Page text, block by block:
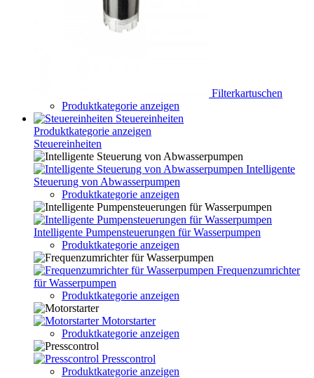
Filterkartuschen
Produktkategorie anzeigen
Steuereinheiten
Produktkategorie anzeigen
Steuereinheiten
Intelligente
Steuerung von Abwasserpumpen
Produktkategorie anzeigen
Intelligente Pumpensteuerungen für Wasserpumpen
Produktkategorie anzeigen
Frequenzumrichter
für Wasserpumpen
Produktkategorie anzeigen
Motorstarter
Produktkategorie anzeigen
Presscontrol
Produktkategorie anzeigen